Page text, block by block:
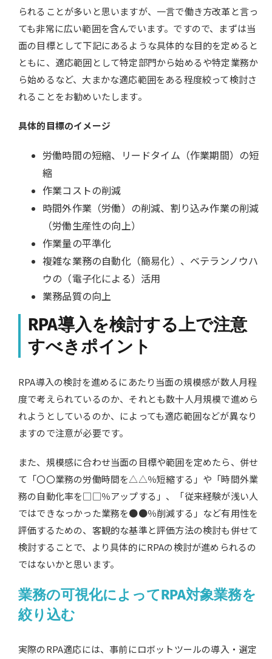
られることが多いと思いますが、一言で働き方改革と言っ
ても非常に広い範囲を含んでいます。ですので、まずは当
面の目標として下記にあるような具体的な目的を定めると
ともに、適応範囲として特定部門から始めるや特定業務か
ら始めるなど、大まかな適応範囲をある程度絞って検討さ
れることをお勧めいたします。
具体的目標のイメージ
労働時間の短縮、リードタイム（作業期間）の短
縮
作業コストの削減
時間外作業（労働）の削減、割り込み作業の削減
（労働生産性の向上）
作業量の平準化
複雑な業務の自動化（簡易化）、ベテランノウハ
ウの（電子化による）活用
業務品質の向上
RPA導入を検討する上で注意
すべきポイント
RPA導入の検討を進めるにあたり当面の規模感が数人月程
度で考えられているのか、それとも数十人月規模で進めら
れようとしているのか、によっても適応範囲などが異なり
ますので注意が必要です。
また、規模感に合わせ当面の目標や範囲を定めたら、併せ
て「〇〇業務の労働時間を△△％短縮する」や「時間外業
務の自動化率を□□％アップする」、「従来経験が浅い人
ではできなっかった業務を●●％削減する」など有用性を
評価するための、客観的な基準と評価方法の検討も併せて
検討することで、より具体的にRPAの検討が進められるの
ではないかと思います。
業務の可視化によってRPA対象業務を
絞り込む
実際のRPA適応には、事前にロボットツールの導入・選定